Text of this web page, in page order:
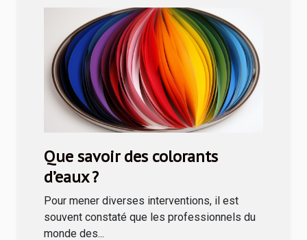
Que savoir des colorants
d’eaux ?
Pour mener diverses interventions, il est
souvent constaté que les professionnels du
monde des...